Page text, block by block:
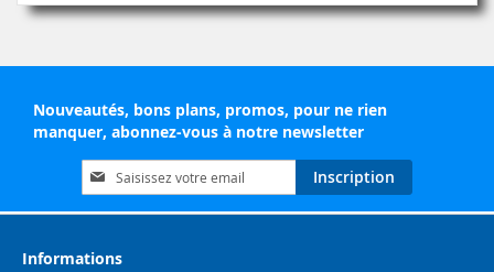
Nouveautés, bons plans, promos, pour ne rien
manquer, abonnez-vous à notre newsletter
Inscription
à
notre
d’information
Inscription
Informations